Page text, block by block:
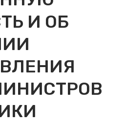
И ОБ